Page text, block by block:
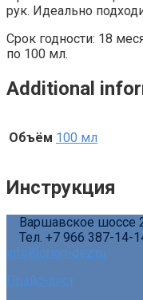
рук. Идеально
Срок годности: 18
по 100 мл.
Additional
Объём 100 мл
Инструкция
Варшавское шоссе
Тел. +7 966 387-14-
info@orion-dez.ru
Прайс-лист